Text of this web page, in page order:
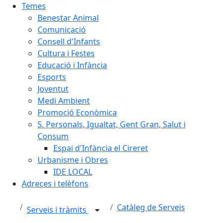
Temes
Benestar Animal
Comunicació
Consell d'Infants
Cultura i Festes
Educació i Infància
Esports
Joventut
Medi Ambient
Promoció Econòmica
S. Personals, Igualtat, Gent Gran, Salut i
Consum
Espai d'Infància el Cireret
Urbanisme i Obres
IDE LOCAL
Adreces i telèfons
Serveis i tràmits Catàleg de Serveis